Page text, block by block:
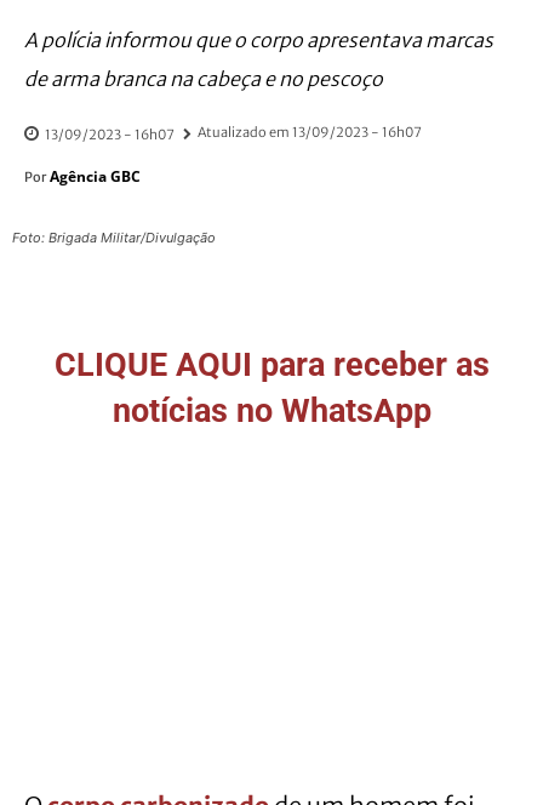
A polícia informou que o corpo apresentava marcas
de arma branca na cabeça e no pescoço
13/09/2023 - 16h07 Atualizado em 13/09/2023 - 16h07
Por Agência GBC
Foto: Brigada Militar/Divulgação
CLIQUE AQUI para receber as
notícias no WhatsApp